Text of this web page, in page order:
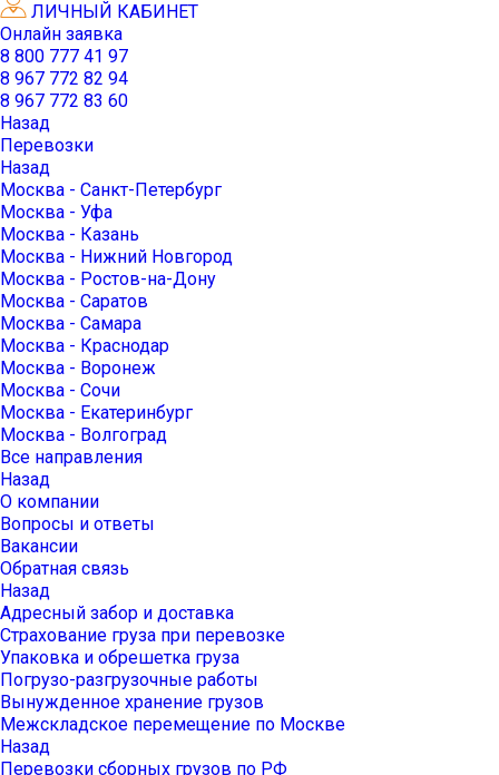
ЛИЧНЫЙ КАБИНЕТ
Онлайн заявка
8 800 777 41 97
8 967 772 82 94
8 967 772 83 60
Назад
Перевозки
Назад
Москва - Санкт-Петербург
Москва - Уфа
Москва - Казань
Москва - Нижний Новгород
Москва - Ростов-на-Дону
Москва - Саратов
Москва - Самара
Москва - Краснодар
Москва - Воронеж
Москва - Сочи
Москва - Екатеринбург
Москва - Волгоград
Все направления
Назад
О компании
Вопросы и ответы
Вакансии
Обратная связь
Назад
Адресный забор и доставка
Страхование груза при перевозке
Упаковка и обрешетка груза
Погрузо-разгрузочные работы
Вынужденное хранение грузов
Межскладское перемещение по Москве
Назад
Перевозки сборных грузов по РФ